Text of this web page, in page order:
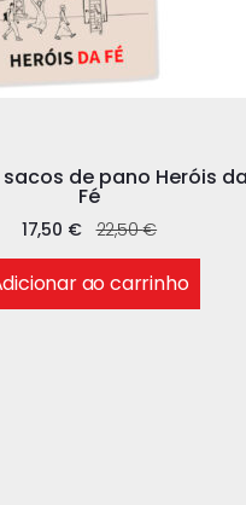
sacos de pano Heróis da
Fé
22,50€
17,50 €
ao carrinho